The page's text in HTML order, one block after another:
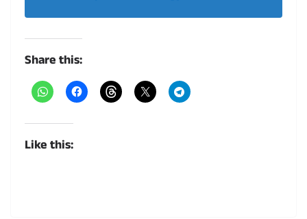
Share this:
Like this: